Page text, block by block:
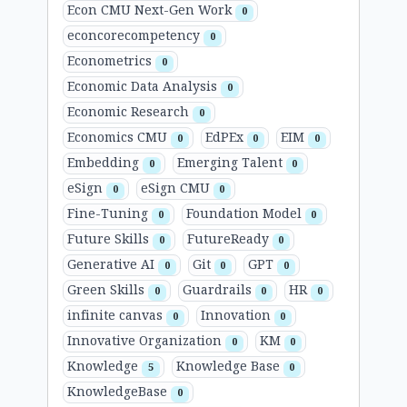
Econ CMU Next-Gen Work 0
econcorecompetency 0
Econometrics 0
Economic Data Analysis 0
Economic Research 0
Economics CMU 0 EdPEx 0 EIM 0
Embedding 0 Emerging Talent 0
eSign 0 eSign CMU 0
Fine-Tuning 0 Foundation Model 0
Future Skills 0 FutureReady 0
Generative AI 0 Git 0 GPT 0
Green Skills 0 Guardrails 0 HR 0
infinite canvas 0 Innovation 0
Innovative Organization 0 KM 0
Knowledge 5 Knowledge Base 0
KnowledgeBase 0